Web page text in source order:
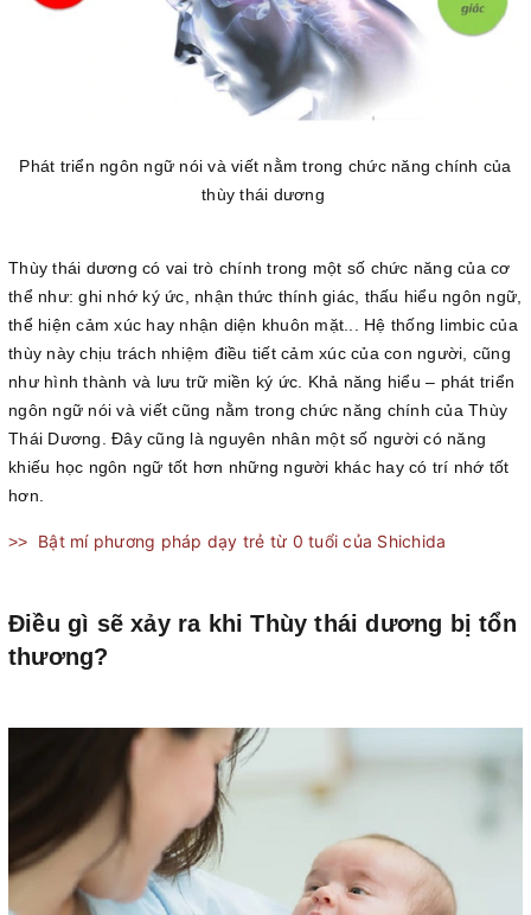
Phát triển ngôn ngữ nói và viết nằm trong chức năng chính của
thùy thái dương
Thùy thái dương có vai trò chính trong một số chức năng của cơ
thể như: ghi nhớ ký ức, nhận thức thính giác, thấu hiểu ngôn ngữ,
thể hiện cảm xúc hay nhận diện khuôn mặt... Hệ thống limbic của
thùy này chịu trách nhiệm điều tiết cảm xúc của con người, cũng
như hình thành và lưu trữ miền ký ức. Khả năng hiểu – phát triển
ngôn ngữ nói và viết cũng nằm trong chức năng chính của Thùy
Thái Dương. Đây cũng là nguyên nhân một số người có năng
khiếu học ngôn ngữ tốt hơn những người khác hay có trí nhớ tốt
hơn.
>> Bật mí phương pháp dạy trẻ từ 0 tuổi của Shichida
Điều gì sẽ xảy ra khi Thùy thái dương bị tổn
thương?